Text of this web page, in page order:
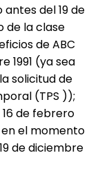
antes del 19 de
de la clase
de ABC
1991 (ya sea
solicitud de
(TPS ));
de febrero
en el momento
de diciembre